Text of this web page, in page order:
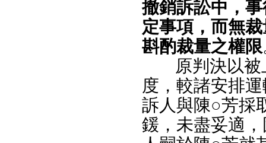
撤銷訴訟中，
定事項，而無
斟酌裁量之權限
原判決以
度，較諸安排
訴人與陳○芳採
鍰，未盡妥適